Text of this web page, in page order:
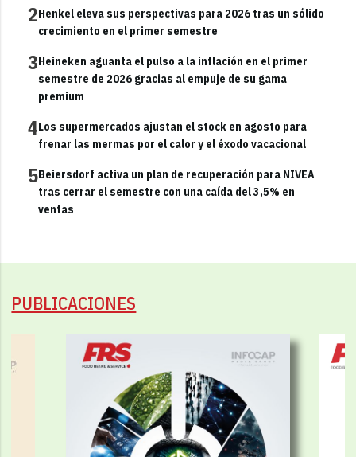
2Henkel eleva sus perspectivas para 2026 tras un sólido
crecimiento en el primer semestre
3Heineken aguanta el pulso a la inflación en el primer
semestre de 2026 gracias al empuje de su gama
premium
4Los supermercados ajustan el stock en agosto para
frenar las mermas por el calor y el éxodo vacacional
5Beiersdorf activa un plan de recuperación para NIVEA
tras cerrar el semestre con una caída del 3,5% en
ventas
PUBLICACIONES